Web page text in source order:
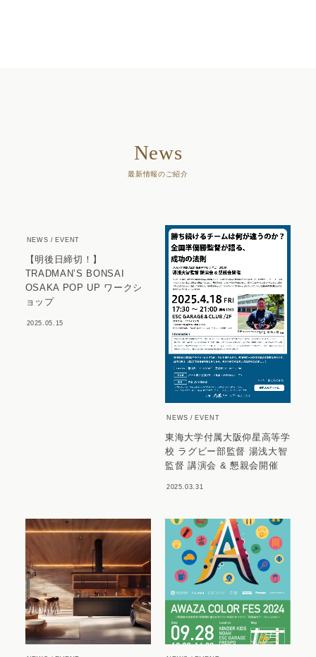
News
最新情報のご紹介
NEWS EVENT
【明後日締切！】
TRADMAN’S BONSAI
OSAKA POP UP ワークシ
ョップ
2025.05.15
NEWS EVENT
東海大学付属大阪仰星高等学
校 ラグビー部監督 湯浅大智
監督 講演会 & 懇親会開催
2025.03.31